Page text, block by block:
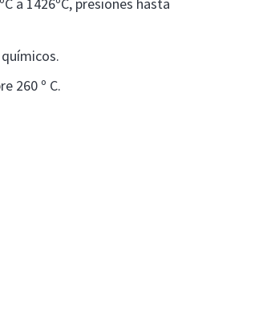
260 º C.